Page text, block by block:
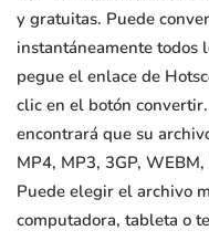
y gratuitas. Puede
instantáneamente todos
pegue el enlace de
clic en el botón
encontrará que su
MP4, MP3, 3GP,
Puede elegir el archivo
computadora, tableta o